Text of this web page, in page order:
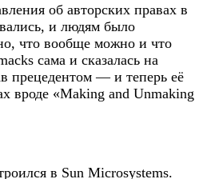
об авторских правах в
и людям было
что вообще можно и что
сама и сказалась на
прецедентом — и теперь её
вроде «Making and Unmaking
в Sun Microsystems.